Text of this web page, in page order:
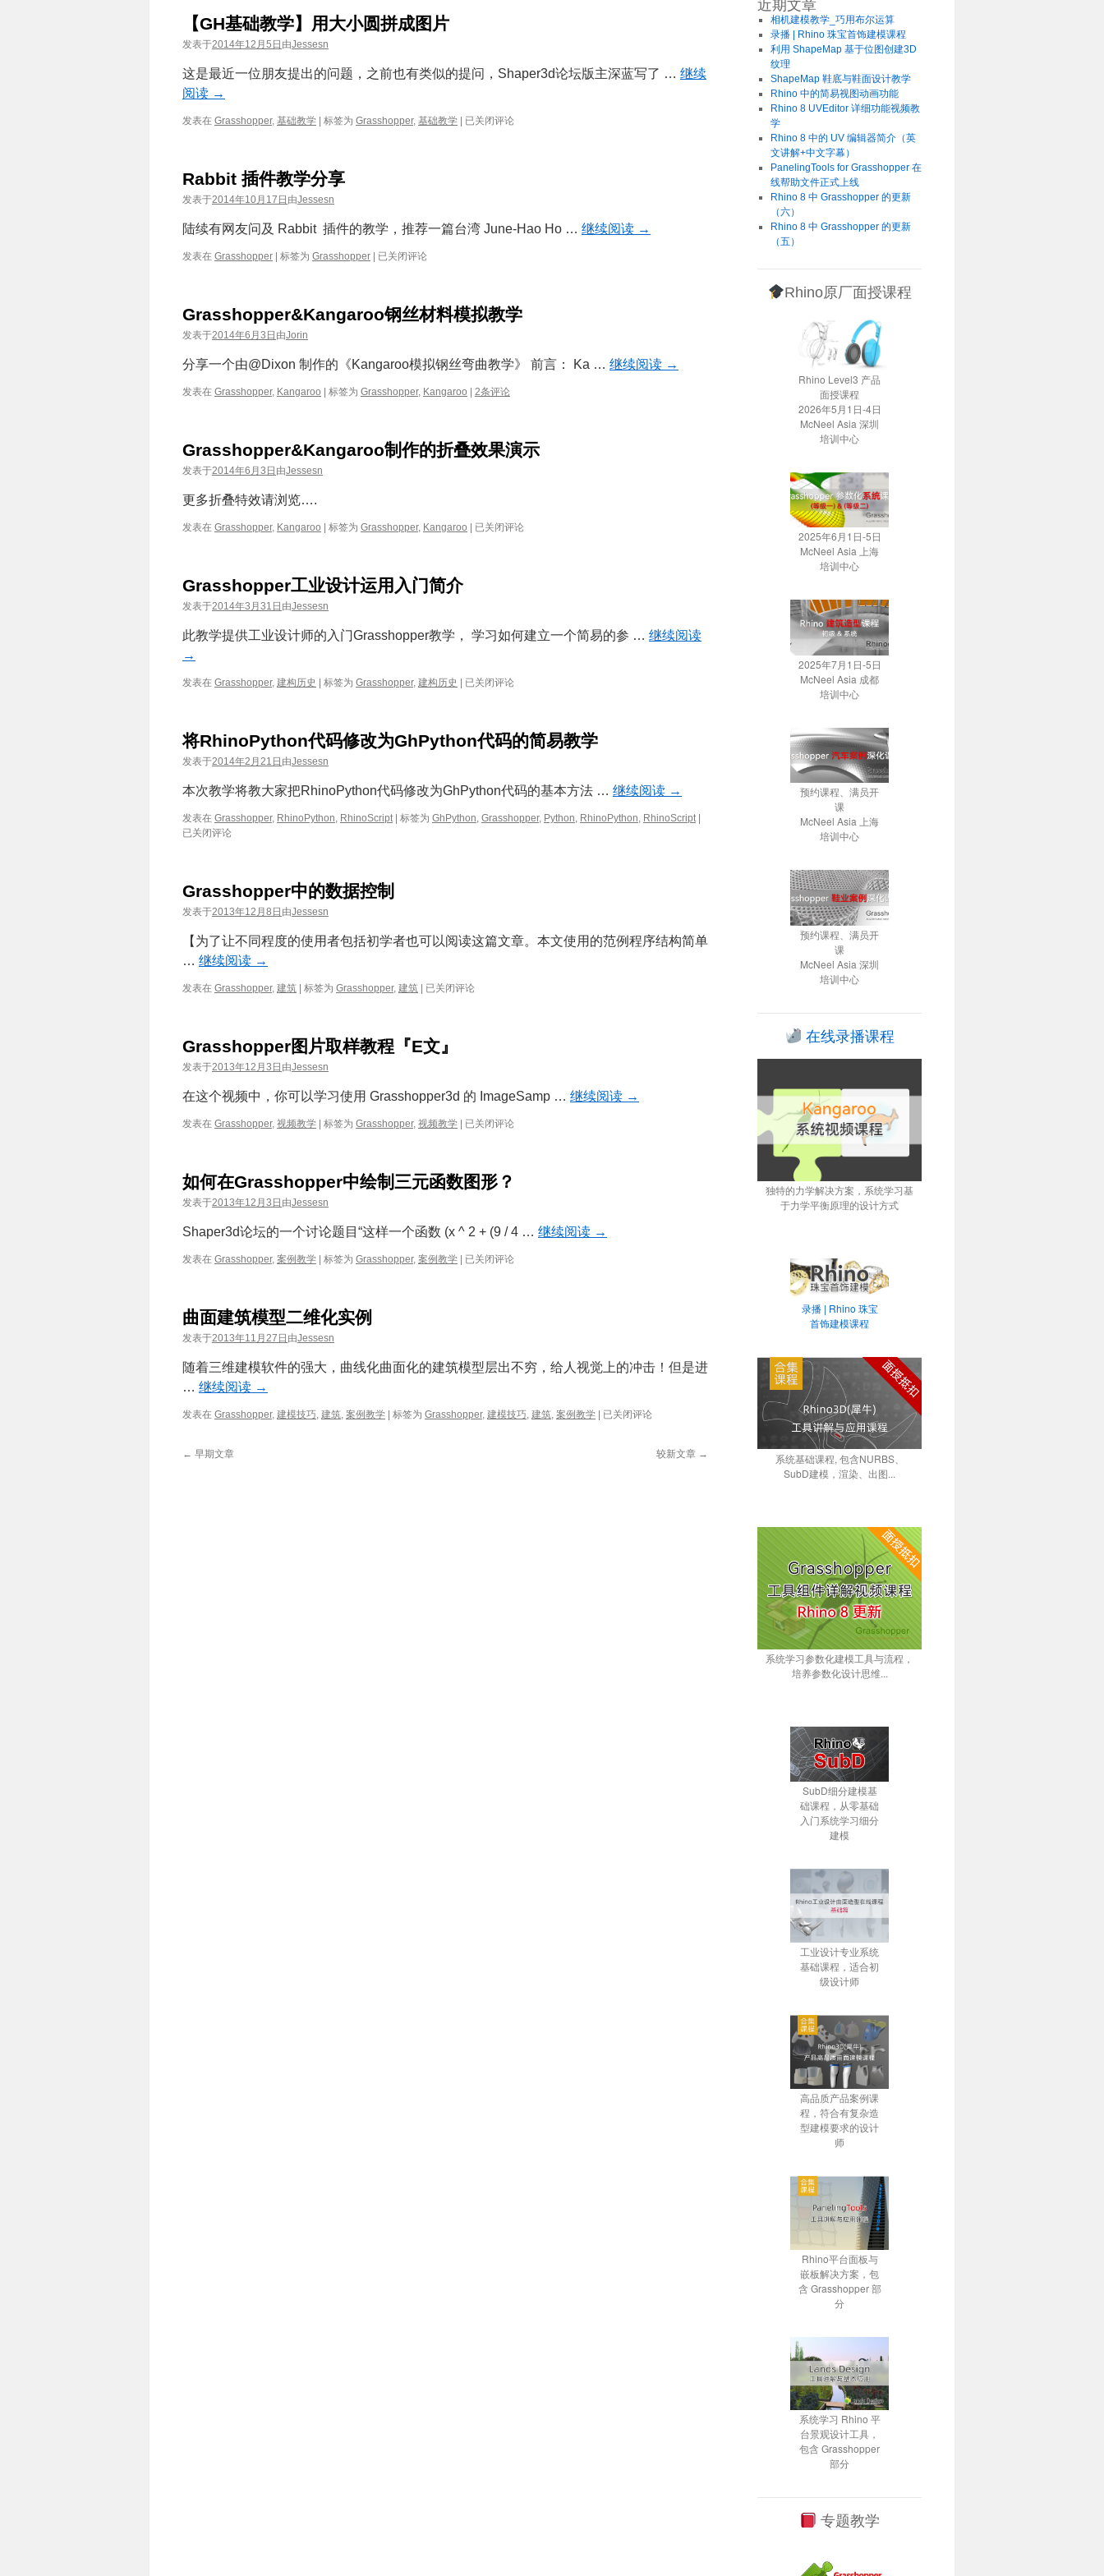
【GH基础教学】用大小圆拼成图片
发表于2014年12月5日 由Jessesn
这是最近一位朋友提出的问题，之前也有类似的提问，Shaper3d论坛版主深蓝写了 … 继续
阅读 →
发表在 Grasshopper, 基础教学 标签为 Grasshopper, 基础教学
【GH
小
圆
已关闭评论
Rabbit 插件教学分享
发表于2014年10月17日 由Jessesn
陆续有网友问及 Rabbit 插件的教学，推荐一篇台湾 June-Hao Ho … 继续阅读 →
发表在 Grasshopper 标签为 Grasshopper
Rabbit
学
已关闭评论
Grasshopper&Kangaroo钢丝材料模拟教学
发表于2014年6月3日 由Jorin
分享一个由@Dixon 制作的《Kangaroo模拟钢丝弯曲教学》 前言： Ka … 继续阅读 →
发表在 Grasshopper, Kangaroo 标签为 Grasshopper, Kangaroo 2条评论
Grasshopper&Kangaroo制作的折叠效果演示
发表于2014年6月3日 由Jessesn
更多折叠特效请浏览….
发表在 Grasshopper, Kangaroo 标签为 Grasshopper, Kangaroo
Grasshopper&Kangaroo
果
演
已关闭评论
Grasshopper工业设计运用入门简介
发表于2014年3月31日 由Jessesn
此教学提供工业设计师的入门Grasshopper教学， 学习如何建立一个简易的参 … 继续阅读
→
发表在 Grasshopper, 建构历史 标签为 Grasshopper, 建构历史
Grasshopper
计
入
门
简
已关闭评论
将RhinoPython代码修改为GhPython代码的简易教学
发表于2014年2月21日 由Jessesn
本次教学将教大家把RhinoPython代码修改为GhPython代码的基本方法 … 继续阅读 →
发表在 Grasshopper, RhinoPython, RhinoScript 标签为 GhPython, Grasshopper, Python, RhinoPython, RhinoScript
代
码
已关闭评论
Grasshopper中的数据控制
发表于2013年12月8日 由Jessesn
【为了让不同程度的使用者包括初学者也可以阅读这篇文章。本文使用的范例程序结构简单
… 继续阅读 →
发表在 Grasshopper, 建筑 标签为 Grasshopper, 建筑
Grasshopper
据
已关闭评论
Grasshopper图片取样教程『E文』
发表于2013年12月3日 由Jessesn
在这个视频中，你可以学习使用 Grasshopper3d 的 ImageSamp … 继续阅读 →
发表在 Grasshopper, 视频教学 标签为 Grasshopper, 视频教学
Grasshopper
样
『E
已关闭评论
如何在Grasshopper中绘制三元函数图形？
发表于2013年12月3日 由Jessesn
Shaper3d论坛的一个讨论题目“这样一个函数 (x ^ 2 + (9 / 4 … 继续阅读 →
发表在 Grasshopper, 案例教学 标签为 Grasshopper, 案例教学
如
三
元
图
已关闭评论
曲面建筑模型二维化实例
发表于2013年11月27日 由Jessesn
随着三维建模软件的强大，曲线化曲面化的建筑模型层出不穷，给人视觉上的冲击！但是进
… 继续阅读 →
发表在 Grasshopper, 建模技巧, 建筑, 案例教学 标签为 Grasshopper, 建模技巧, 建筑, 案例教学
曲
已关闭评论
← 早期文章 较新文章 →
近期文章
相机建模教学_巧用布尔运算
录播 | Rhino 珠宝首饰建模课程
利用 ShapeMap 基于位图创建3D
纹理
ShapeMap 鞋底与鞋面设计教学
Rhino 中的简易视图动画功能
Rhino 8 UVEditor 详细功能视频教
学
Rhino 8 中的 UV 编辑器简介（英
文讲解+中文字幕）
PanelingTools for Grasshopper 在
线帮助文件正式上线
Rhino 8 中 Grasshopper 的更新
（六）
Rhino 8 中 Grasshopper 的更新
（五）
Rhino原厂面授课程
Rhino Level3 产品
面授课程
2026年5月1日-4日
McNeel Asia 深圳
培训中心
2025年6月1日-5日
McNeel Asia 上海
培训中心
2025年7月1日-5日
McNeel Asia 成都
培训中心
预约课程、满员开
课
McNeel Asia 上海
培训中心
预约课程、满员开
课
McNeel Asia 深圳
培训中心
在线录播课程
独特的力学解决方案，系统学习基
于力学平衡原理的设计方式
录播 | Rhino 珠宝
首饰建模课程
系统基础课程, 包含NURBS、
SubD建模，渲染、出图...
系统学习参数化建模工具与流程，
培养参数化设计思维...
SubD细分建模基
础课程，从零基础
入门系统学习细分
建模
工业设计专业系统
基础课程，适合初
级设计师
高品质产品案例课
程，符合有复杂造
型建模要求的设计
师
Rhino平台面板与
嵌板解决方案，包
含 Grasshopper 部
分
系统学习 Rhino 平
台景观设计工具，
包含 Grasshopper
部分
专题教学